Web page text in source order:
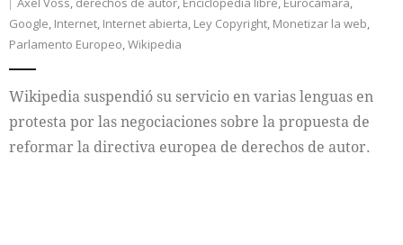
Internacional
Google, Internet, Internet abierta, Ley Copyright, Monetizar la web,
Parlamento Europeo,Wikipedia
Wikipedia suspendió su servicio en varias lenguas en
protesta por las negociaciones sobre la propuesta de
reformar la directiva europea de derechos de autor.